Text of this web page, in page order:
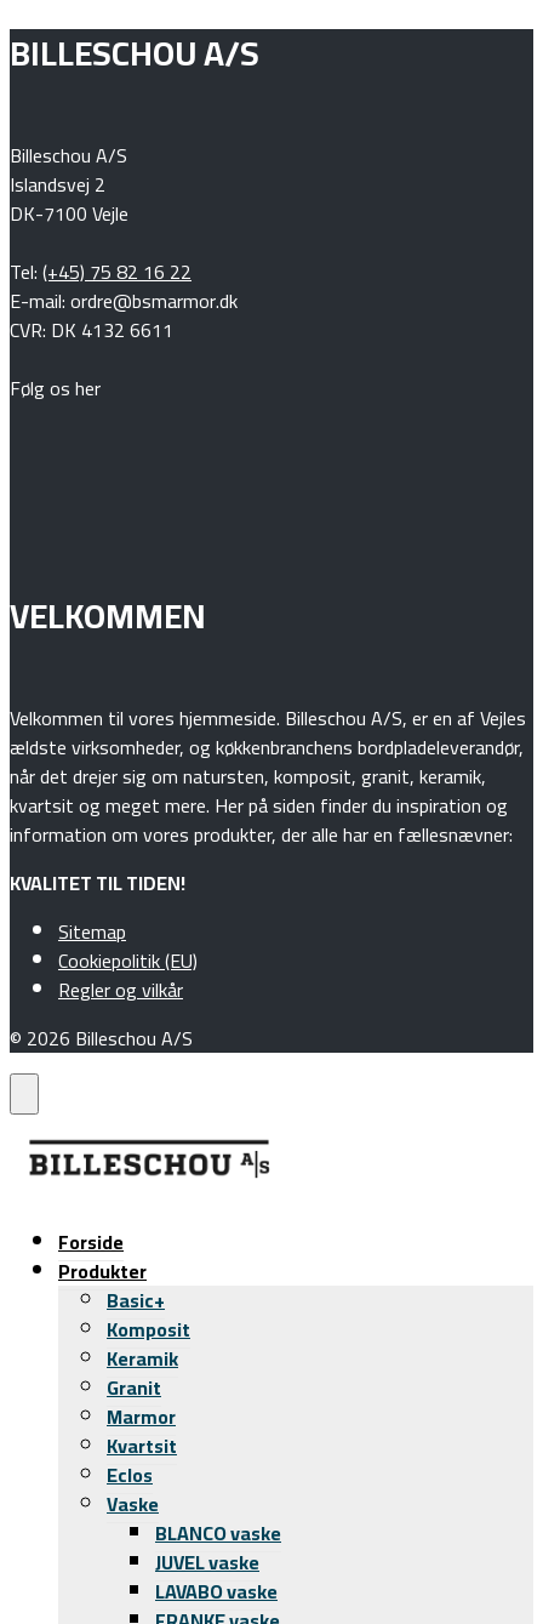
BILLESCHOU A/S
Billeschou A/S
Islandsvej 2
DK-7100 Vejle
Tel:(+45) 75 82 16 22
E-mail: ordre@bsmarmor.dk
CVR: DK 4132 6611
Følg os her
VELKOMMEN
Velkommen til vores hjemmeside. Billeschou A/S, er en af Vejles
ældste virksomheder, og køkkenbranchens bordpladeleverandør,
når det drejer sig om natursten, komposit, granit, keramik,
kvartsit og meget mere. Her på siden finder du inspiration og
information om vores produkter, der alle har en fællesnævner:
KVALITET TIL TIDEN!
Sitemap
Cookiepolitik (EU)
Regler og vilkår
© 2026 Billeschou A/S
Forside
Produkter
Basic+
Komposit
Keramik
Granit
Marmor
Kvartsit
Eclos
Vaske
BLANCO vaske
JUVEL vaske
LAVABO vaske